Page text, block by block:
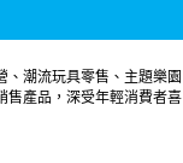
、潮流玩具零售、主題樂園
售產品，深受年輕消費者喜